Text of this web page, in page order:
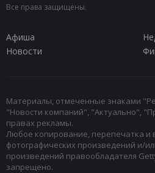
Все права защищены.
Афиша
Новости
Материалы, отмеченные знаками
"Новости компаний", "Актуально",
правах рекламы.
Любое копирование, перепечатка и
фотографических произведений и/
произведений правообладателя
запрещено.